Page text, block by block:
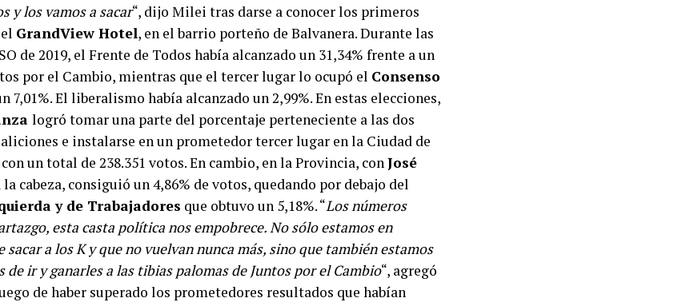
y los vamos a sacar“, dijo Milei tras darse a conocer los primeros
GrandView Hotel, en el barrio porteño de Balvanera. Durante las
de 2019, el Frente de Todos había alcanzado un 31,34% frente a un
por el Cambio, mientras que el tercer lugar lo ocupó el Consenso
7,01%. El liberalismo había alcanzado un 2,99%. En estas elecciones,
logró tomar una parte del porcentaje perteneciente a las dos
e instalarse en un prometedor tercer lugar en la Ciudad de
un total de 238.351 votos. En cambio, en la Provincia, conJosé
la cabeza, consiguió un 4,86% de votos, quedando por debajo del
y de Trabajadores que obtuvo un 5,18%. “Los números
esta casta política nos empobrece. No sólo estamos en
sacar a los K y que no vuelvan nunca más, sino que también estamos
de ir y ganarles a las tibias palomas de Juntos por el Cambio“, agregó
de haber superado los prometedores resultados que habían